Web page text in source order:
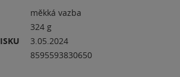
měkká vazba
324 g
3.05.2024
8595593830650